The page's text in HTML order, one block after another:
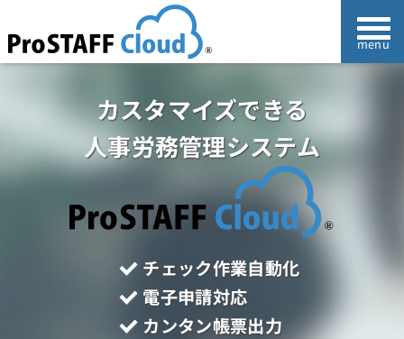
カスタマイズできる
人事労務管理システム
チェック作業自動化
電子申請対応
カンタン帳票出力